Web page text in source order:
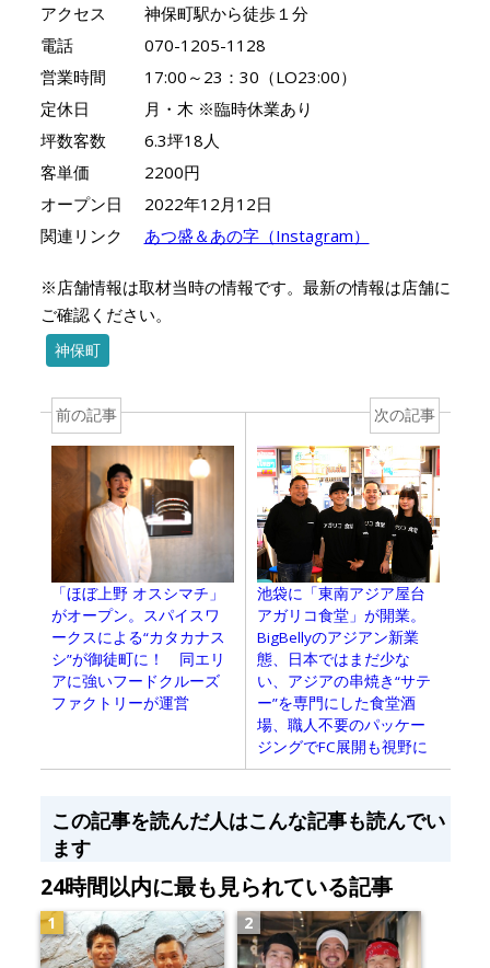
アクセス
神保町駅から徒歩１分
電話
070-1205-1128
営業時間
17:00～23：30（LO23:00）
定休日
月・木 ※臨時休業あり
坪数客数
6.3坪18人
客単価
2200円
オープン日
2022年12月12日
関連リンク
あつ盛＆あの字（Instagram）
※店舗情報は取材当時の情報です。最新の情報は店舗に
ご確認ください。
神保町
前の記事
「ほぼ上野 オスシマチ」
がオープン。スパイスワ
ークスによる“カタカナス
シ”が御徒町に！ 同エリ
アに強いフードクルーズ
ファクトリーが運営
次の記事
池袋に「東南アジア屋台
アガリコ食堂」が開業。
BigBellyのアジアン新業
態、日本ではまだ少な
い、アジアの串焼き“サテ
ー”を専門にした食堂酒
場、職人不要のパッケー
ジングでFC展開も視野に
この記事を読んだ人はこんな記事も読んでい
ます
24時間以内に最も見られている記事